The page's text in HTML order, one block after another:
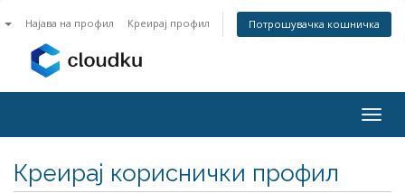
Најава на профил Креирај профил Потрошувачка кошничка
Креирај кориснички профил